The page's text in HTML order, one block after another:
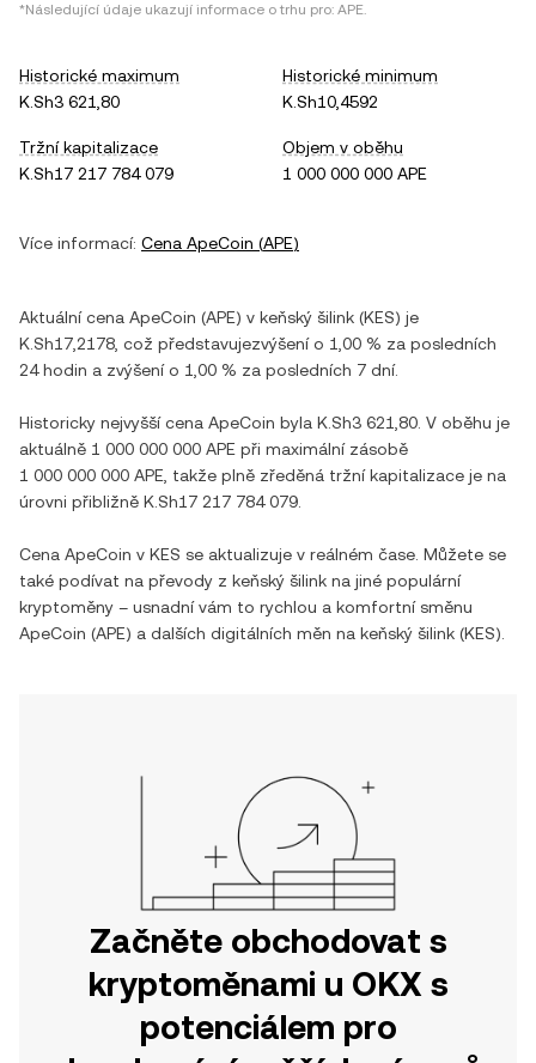
*Následující údaje ukazují informace o trhu pro: APE.
Historické maximum
K.Sh3 621,80
Historické minimum
K.Sh10,4592
Tržní kapitalizace
K.Sh17 217 784 079
Objem v oběhu
1 000 000 000 APE
Více informací: Cena ApeCoin (APE)
Aktuální cena ApeCoin (APE) v keňský šilink (KES) je
K.Sh17,2178 , což představujezvýšenío 1,00 % za posledních
24 hodin a zvýšenío 1,00 % za posledních 7 dní.
Historicky nejvyšší cena ApeCoin byla K.Sh3 621,80 . V oběhu je
aktuálně 1 000 000 000 APE při maximální zásobě
1 000 000 000 APE , takže plně zředěná tržní kapitalizace je na
úrovni přibližně K.Sh17 217 784 079
Cena ApeCoin v KES se aktualizuje v reálném čase. Můžete se
také podívat na převody z keňský šilink na jiné populární
kryptoměny – usnadní vám to rychlou a komfortní směnu
ApeCoin (APE) a dalších digitálních měn na keňský šilink (KES).
Začněte obchodovat s
kryptoměnami u OKX s
potenciálem pro